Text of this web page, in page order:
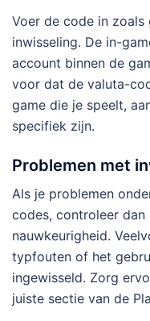
Voer de code in
inwisseling. De in-
account binnen de
voor dat de valuta-
game die je speelt,
specifiek zijn.
Problemen met
Als je problemen
codes, controleer
nauwkeurigheid.
typfouten of het
ingewisseld. Zorg
juiste sectie van de